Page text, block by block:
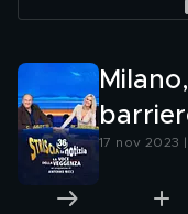
17 nov 2023